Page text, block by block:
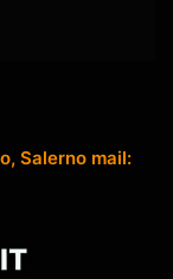
Salerno mail: